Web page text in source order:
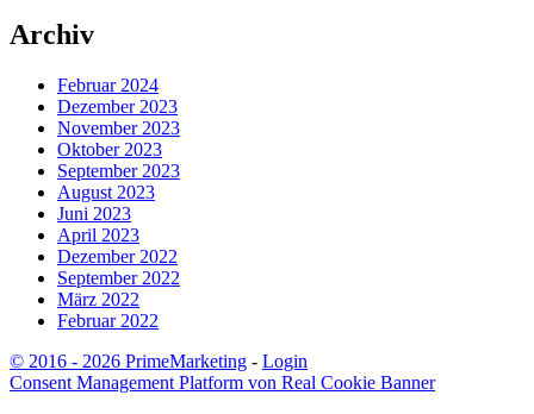
Archiv
Februar 2024
Dezember 2023
November 2023
Oktober 2023
September 2023
August 2023
Juni 2023
April 2023
Dezember 2022
September 2022
März 2022
Februar 2022
© 2016 - 2026 PrimeMarketing - Login
Consent Management Platform von Real Cookie Banner